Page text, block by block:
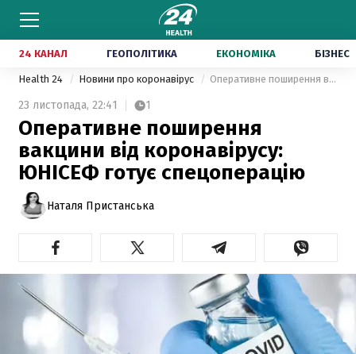
24 КАНАЛ ГЕОПОЛІТИКА ЕКОНОМІКА БІЗНЕС
Health 24 Новини про коронавірус Оперативне поширення вакцини від коронавірусу: ЮНІСЕФ готує спецоперацію
23 листопада, 22:41 1
Оперативне поширення
вакцини від коронавірусу:
ЮНІСЕФ готує спецоперацію
Наталя Пристанська